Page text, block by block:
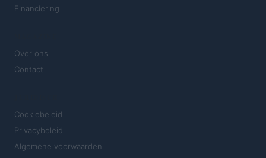
Financiering
Over ons
Contact
Cookiebeleid
Privacybeleid
Algemene voorwaarden